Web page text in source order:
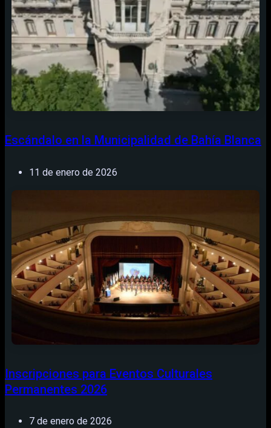
Escándalo en la Municipalidad de Bahía Blanca
11 de enero de 2026
Inscripciones para Eventos Culturales
Permanentes 2026
7 de enero de 2026